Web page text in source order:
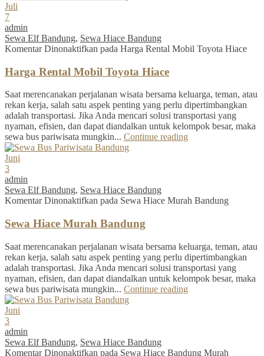
Juli
7
admin
Sewa Elf Bandung, Sewa Hiace Bandung
Komentar Dinonaktifkan pada Harga Rental Mobil Toyota Hiace
Harga Rental Mobil Toyota Hiace
Saat merencanakan perjalanan wisata bersama keluarga, teman, atau
rekan kerja, salah satu aspek penting yang perlu dipertimbangkan
adalah transportasi. Jika Anda mencari solusi transportasi yang
nyaman, efisien, dan dapat diandalkan untuk kelompok besar, maka
sewa bus pariwisata mungkin... Continue reading
Juni
3
admin
Sewa Elf Bandung, Sewa Hiace Bandung
Komentar Dinonaktifkan pada Sewa Hiace Murah Bandung
Sewa Hiace Murah Bandung
Saat merencanakan perjalanan wisata bersama keluarga, teman, atau
rekan kerja, salah satu aspek penting yang perlu dipertimbangkan
adalah transportasi. Jika Anda mencari solusi transportasi yang
nyaman, efisien, dan dapat diandalkan untuk kelompok besar, maka
sewa bus pariwisata mungkin... Continue reading
Juni
3
admin
Sewa Elf Bandung, Sewa Hiace Bandung
Komentar Dinonaktifkan pada Sewa Hiace Bandung Murah